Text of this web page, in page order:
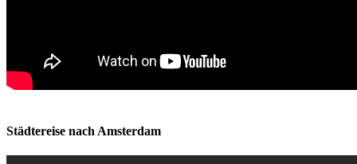
Städtereise nach Amsterdam